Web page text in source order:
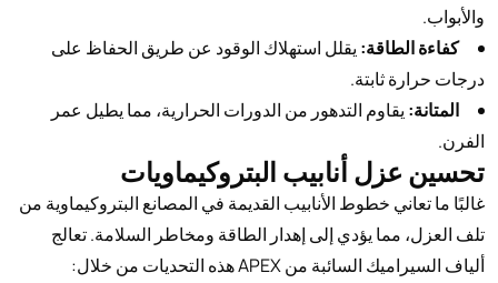
والأبواب.
كفاءة الطاقة: يقلل استهلاك الوقود عن طريق الحفاظ على
درجات حرارة ثابتة.
المتانة: يقاوم التدهور من الدورات الحرارية، مما يطيل عمر
الفرن.
تحسين عزل أنابيب البتروكيماويات
غالبًا ما تعاني خطوط الأنابيب القديمة في المصانع البتروكيماوية من
تلف العزل، مما يؤدي إلى إهدار الطاقة ومخاطر السلامة. تعالج
ألياف السيراميك السائبة من APEX هذه التحديات من خلال: